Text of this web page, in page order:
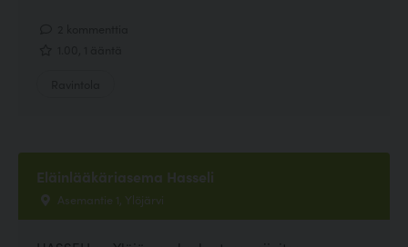
Eläinlääkäriasema Hasseli
Asemantie 1, Ylöjärvi